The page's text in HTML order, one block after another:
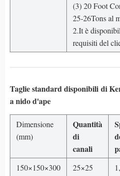
(3) 20 Foot
25-26Tons al
2.It è
requisiti del
Taglie standard disponibili di
a nido d'ape
Dimensione
(mm)
Quantità
di
canali
150×150×300 25×25